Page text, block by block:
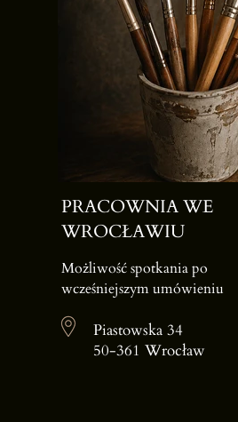
Możliwość spotkania po
wcześniejszym umówieniu
PRACOWNIA WE
WROCŁAWIU
Piastowska 34
50-361 Wrocław